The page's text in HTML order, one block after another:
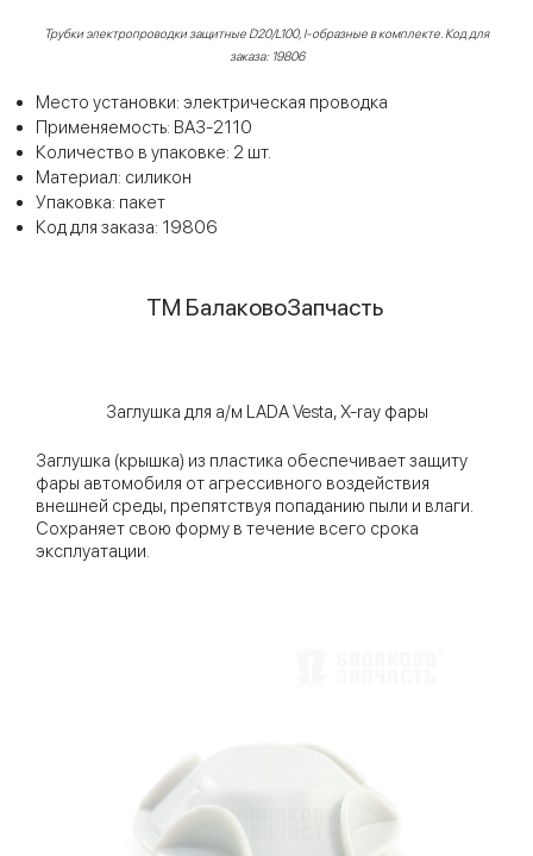
Трубки электропроводки защитные D20/L100, I-образные в комплекте. Код для
заказа: 19806
Место установки: электрическая проводка
Применяемость: ВАЗ-2110
Количество в упаковке: 2 шт.
Материал: силикон
Упаковка: пакет
Код для заказа: 19806
ТМ БалаковоЗапчасть
Заглушка для а/м LADA Vesta, X-ray фары
Заглушка (крышка) из пластика обеспечивает защиту
фары автомобиля от агрессивного воздействия
внешней среды, препятствуя попаданию пыли и влаги.
Сохраняет свою форму в течение всего срока
эксплуатации.